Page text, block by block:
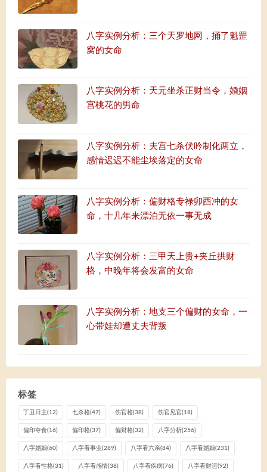
八字实例分析：三个天罗地网，捅了魁罡
窝的女命
八字实例分析：天元坐杀正财当令，婚姻
宫桃花的男命
八字实例分析：夫宫七杀伏吟制化两立，
感情迟迟不能尘埃落定的女命
八字实例分析：偏财格专禄卯酉冲的女
命，十几年来漂泊无依一事无成
八字实例分析：三甲天上贵+夹丘拱财
格，中晚年将会发富的女命
八字实例分析：地支三个偏财的女命，一
心带娃却遭丈夫背叛
标签
丁丑日主(12) 七杀格(47) 伤官格(38) 伤官见官(18)
偏印夺食(16) 偏印格(37) 偏财格(32) 八字分析(256)
八字婚姻(60) 八字看事业(289) 八字看六亲(84) 八字看婚姻(231)
八字看性格(31) 八字看感情(38) 八字看疾病(76) 八字看财运(92)